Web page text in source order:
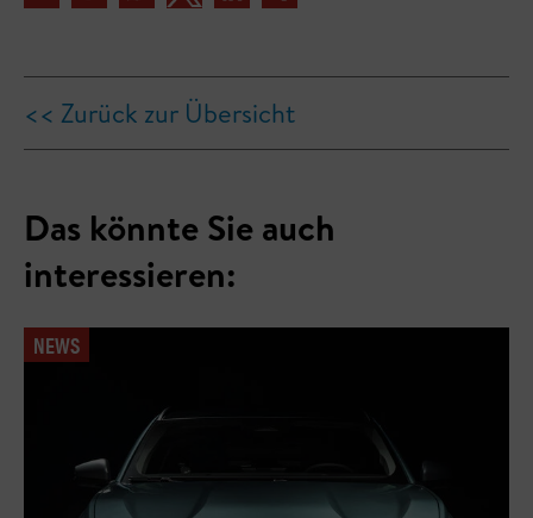
<< Zurück zur Übersicht
Das könnte Sie auch
interessieren:
NEWS